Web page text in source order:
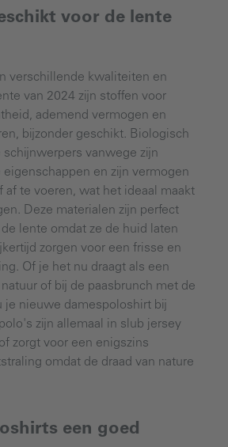
voor de lente
verschillende kwaliteiten en
van 2024 zijn stoffen voor
ademend vermogen en
bijzonder geschikt. Biologisch
schijnwerpers vanwege zijn
en zijn vermogen
af te voeren, wat het ideaal maakt
Deze materialen zijn perfect
lente omdat ze de huid laten
zorgen voor een frisse en
Of je het nu draagt als een
of bij de paasbrunch met de
je nieuwe damespoloshirt bij
zijn allemaal in slub jersey
zorgt voor een enigszins
omdat de draad van nature
een goed